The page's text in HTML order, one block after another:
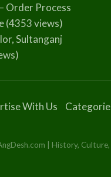
Order Process
(4353 views)
Sultanganj
With Us
| History,